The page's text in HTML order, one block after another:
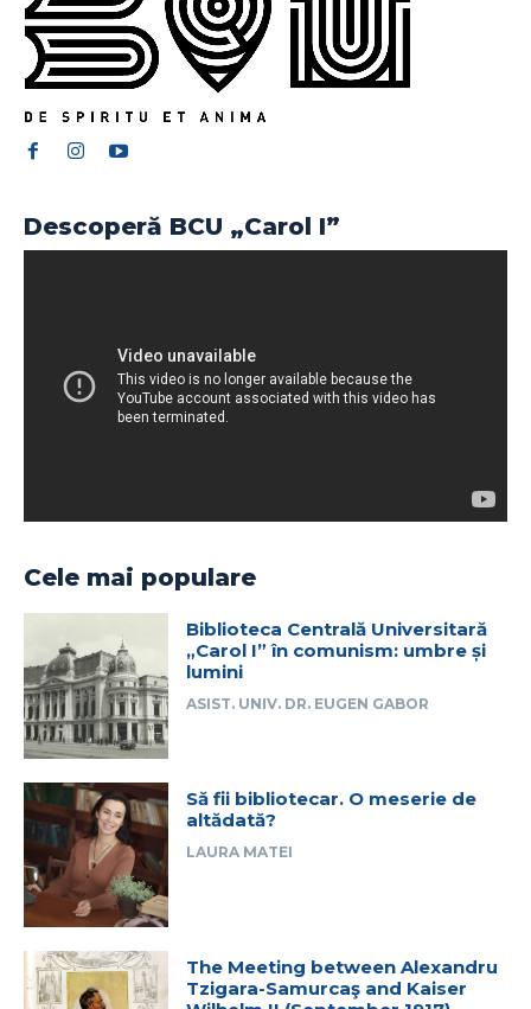
Descoperă BCU „Carol I”
Cele mai populare
Biblioteca Centrală Universitară
„Carol I” în comunism: umbre și
lumini
ASIST. UNIV. DR. EUGEN GABOR
Să fii bibliotecar. O meserie de
altădată?
LAURA MATEI
The Meeting between Alexandru
Tzigara-Samurcaş and Kaiser